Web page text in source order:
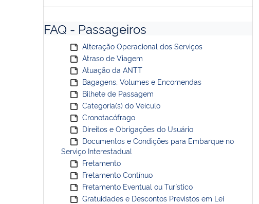
FAQ - Passageiros
Alteração Operacional dos Serviços
Atraso de Viagem
Atuação da ANTT
Bagagens, Volumes e Encomendas
Bilhete de Passagem
Categoria(s) do Veículo
Cronotacófrago
Direitos e Obrigações do Usuário
Documentos e Condições para Embarque no
Serviço Interestadual
Fretamento
Fretamento Contínuo
Fretamento Eventual ou Turístico
Gratuidades e Descontos Previstos em Lei